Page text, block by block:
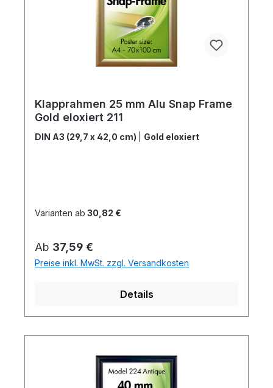
Klapprahmen 25 mm Alu Snap Frame
Gold eloxiert 211
DIN A3 (29,7 x 42,0 cm) Gold eloxiert
Varianten ab 30,82 €
Regulärer Preis:
Ab 37,59 €
Preise inkl. MwSt. zzgl. Versandkosten
Details